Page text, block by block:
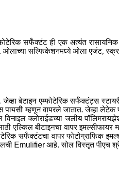
सर्फॅक्टंट ही एक अत्यंत
ओलाच्या सल्फिकेशनमध्ये ओला एजंट,
बेटाइन एम्फोटेरिक सर्फॅक्टंट्स
म्हणून वापरले जातात. जेव्हा
क्लोराईडच्या जलीय
एल्किल बीटाइनचा वापर
सर्फॅक्टंटचा वापर फोटोग्राफिक
Emulifier आहे. सोल विस्तृत पीएच